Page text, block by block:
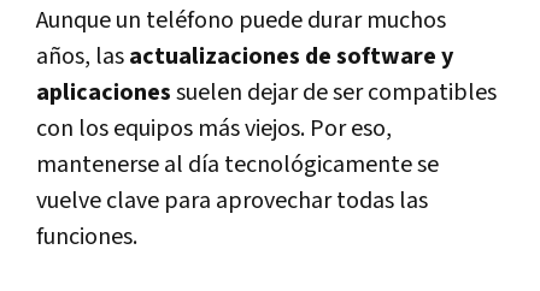
Aunque un teléfono puede durar muchos
años, lasactualizaciones de software y
aplicacionessuelen dejar de ser compatibles
con los equipos más viejos. Por eso,
mantenerse al día tecnológicamente se
vuelve clave para aprovechar todas las
funciones.